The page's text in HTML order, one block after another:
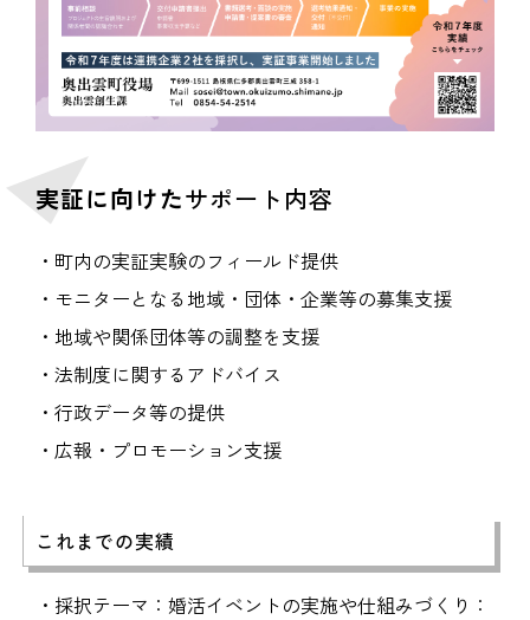
実証に向けたサポート内容
・町内の実証実験のフィールド提供
・モニターとなる地域・団体・企業等の募集支援
・地域や関係団体等の調整を支援
・法制度に関するアドバイス
・行政データ等の提供
・広報・プロモーション支援
これまでの実績
・採択テーマ：婚活イベントの実施や仕組みづくり：